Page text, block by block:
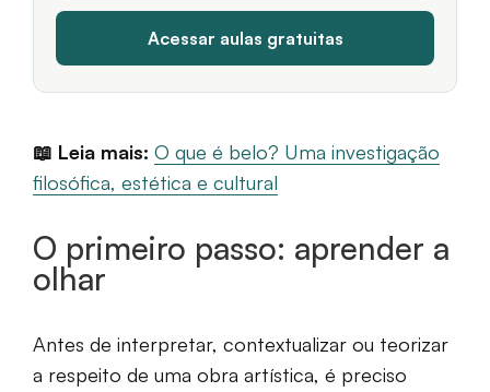
📖 Leia mais: O que é belo? Uma investigação
filosófica, estética e cultural
O primeiro passo: aprender a
olhar
Antes de interpretar, contextualizar ou teorizar
a respeito de uma obra artística, é preciso